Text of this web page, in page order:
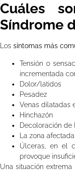
Cuáles
Síndrome
Los síntomas más
Tensión o
incrementada
Dolor/latidos
Pesadez
Venas dilatadas
Hinchazón
Decoloración de
La zona
Úlceras, en el
provoque
Una situación